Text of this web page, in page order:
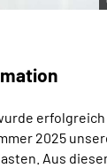
2025
Aus